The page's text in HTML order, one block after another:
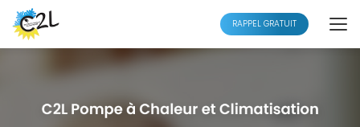
Aller
au
contenu
principal
RAPPEL GRATUIT